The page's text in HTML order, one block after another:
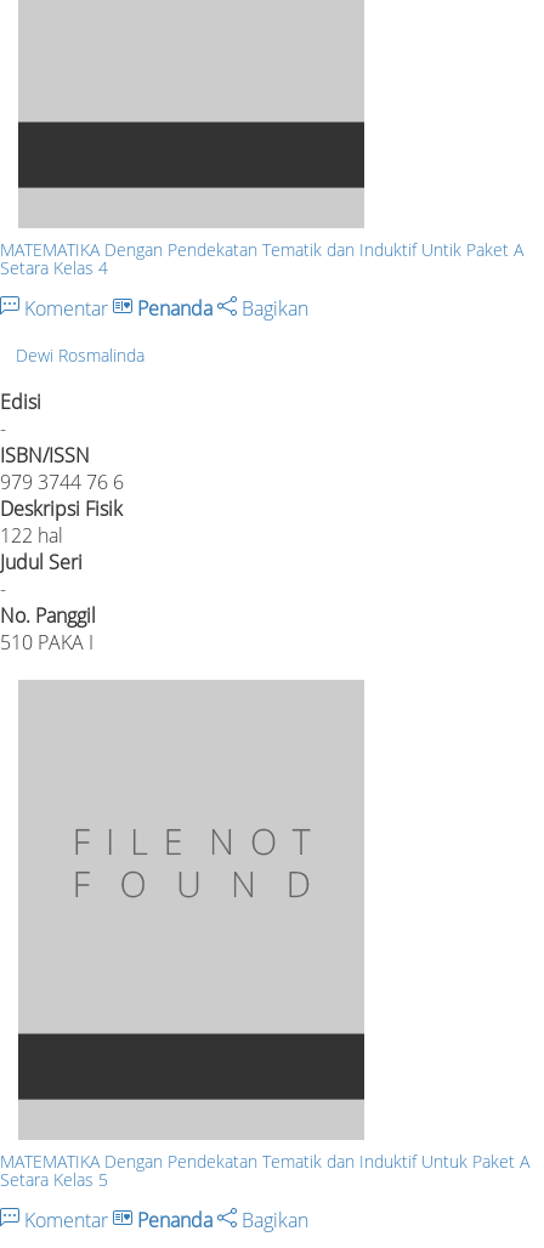
MATEMATIKA Dengan Pendekatan Tematik dan Induktif Untik Paket A
Setara Kelas 4
Komentar Penanda Bagikan
Dewi Rosmalinda
Edisi
-
ISBN/ISSN
979 3744 76 6
Deskripsi Fisik
122 hal
Judul Seri
-
No. Panggil
510 PAKA I
MATEMATIKA Dengan Pendekatan Tematik dan Induktif Untuk Paket A
Setara Kelas 5
Komentar Penanda Bagikan